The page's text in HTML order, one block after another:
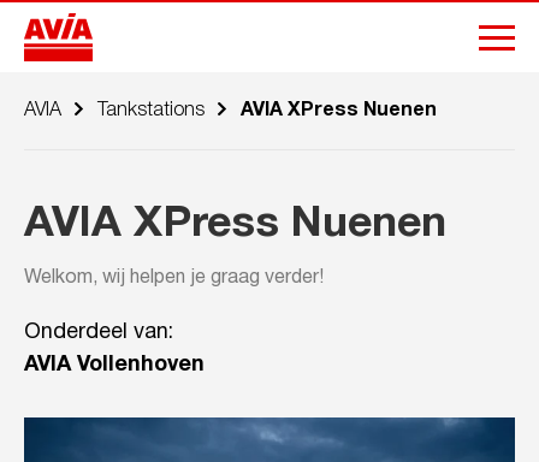
AVIA Tankstations AVIA XPress Nuenen
AVIA XPress Nuenen
Welkom, wij helpen je graag verder!
Onderdeel van:
AVIA Vollenhoven